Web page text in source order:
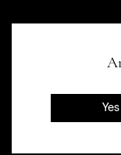
Yes